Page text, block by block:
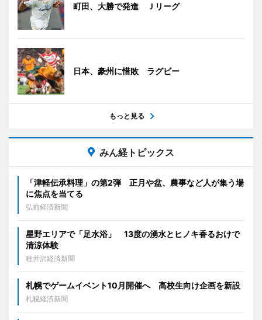
町田、大勝で発進 Ｊリーグ
日本、豪州に惜敗 ラグビー
もっと見る
みん経トピックス
「津軽伝承料理」の第2弾 正月や盆、農事など人が集う場
に焦点を当てる
弘前経済新聞
星野エリアで「足水浴」 13度の湧水とヒノキ香るおけで
清涼体験
軽井沢経済新聞
札幌でゲームイベント10月開催へ 高校生向け企画を新設
札幌経済新聞